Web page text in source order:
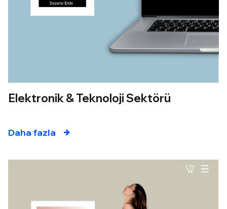
Elektronik & Teknoloji Sektörü
Daha fazla